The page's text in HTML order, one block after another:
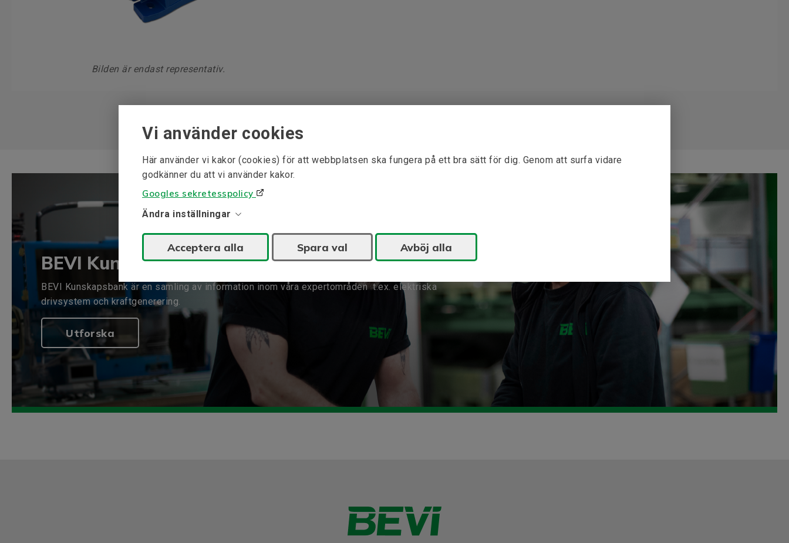
Vi använder cookies
Här använder vi kakor (cookies) för att webbplatsen ska fungera på ett bra sätt för dig. Genom att surfa vidare
godkänner du att vi använder kakor.
Googles sekretesspolicy
Ändra inställningar
Acceptera alla Spara val Avböj alla
Bilden är endast representativ.
BEVI Kunskapsbank
BEVI Kunskapsbank är en samling av information inom våra expertområden t.ex. elektriska
drivsystem och kraftgenerering.
Utforska